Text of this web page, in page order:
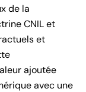
de la
CNIL et
et
ajoutée
avec une